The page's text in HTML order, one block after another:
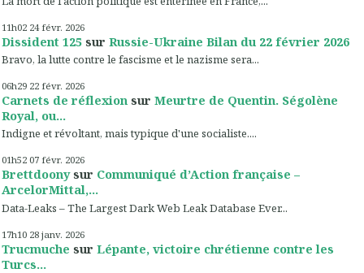
11h02 24 févr. 2026
Dissident 125 sur Russie-Ukraine Bilan du 22 février 2026
Bravo, la lutte contre le fascisme et le nazisme sera...
06h29 22 févr. 2026
Carnets de réflexion sur Meurtre de Quentin. Ségolène
Royal, ou...
Indigne et révoltant, mais typique d'une socialiste....
01h52 07 févr. 2026
Brettdoonysur Communiqué d’Action française –
ArcelorMittal,...
Data-Leaks – The Largest Dark Web Leak Database Ever...
17h10 28 janv. 2026
Trucmuche sur Lépante, victoire chrétienne contre les
Turcs...